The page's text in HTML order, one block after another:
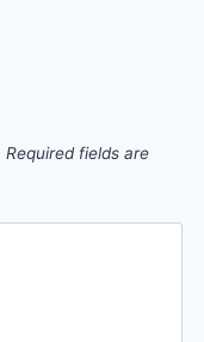
Required fields are